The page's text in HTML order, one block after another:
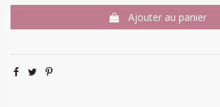
Ajouter au panier